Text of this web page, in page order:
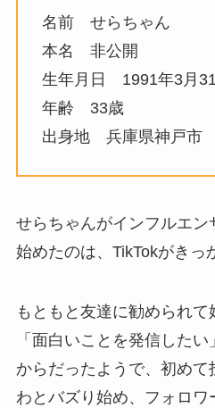
名前 せらちゃん
本名 非公開
生年月日 1991年3月
年齢 33歳
出身地 兵庫県神戸市
せらちゃんがインフルエン
始めたのは、TikTokがきっ
もともと友達に勧められ
「面白いことを発信した
からだったようで、初めて
わとバズり始め、フォロワ